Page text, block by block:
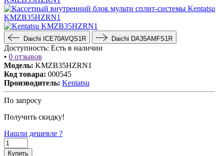
Daichi ICE70AVQS1R Daichi DA35AMFS1R
Доступность: Есть в наличии
• 0 отзывов
Модель: KMZB35HZRN1
Код товара: 000545
Производитель: Kentatsu
По запросу
Получить скидку!
Нашли дешевле ?
Купить